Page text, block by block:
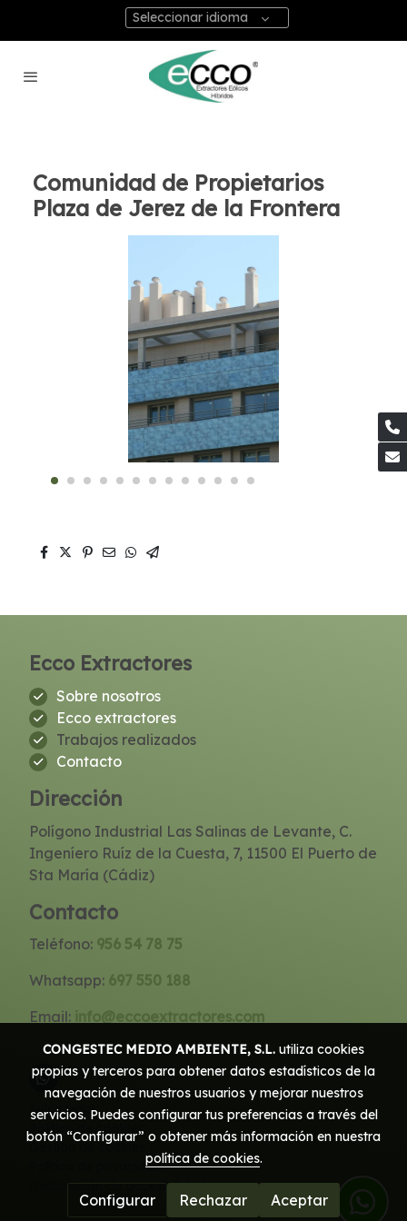
Seleccionar idioma
Comunidad de Propietarios
Plaza de Jerez de la Frontera
Ecco Extractores
Sobre nosotros
Ecco extractores
Trabajos realizados
Contacto
Dirección
Polígono Industrial Las Salinas de Levante, C.
Ingeníero Ruíz de la Cuesta, 7, 11500 El Puerto de
Sta María (Cádiz)
Contacto
Teléfono: 956 54 78 75
Whatsapp: 697 550 188
Email:
info@eccoextractores.com
Aviso legal
Política de cookies
Gestión de cookies
Política de privacidad
Declaración de accesibilidad
CONGESTEC MEDIO AMBIENTE, S.L. utiliza cookies
propias y terceros para obtener datos estadísticos de la
navegación de nuestros usuarios y mejorar nuestros
servicios. Puedes configurar tus preferencias a través del
botón “Configurar” o obtener más información en nuestra
política de cookies.
Configurar Rechazar Aceptar